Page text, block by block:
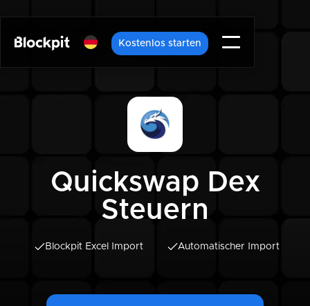
Kostenlos starten
Quickswap Dex
Steuern
Blockpit Excel Import Automatischer Import